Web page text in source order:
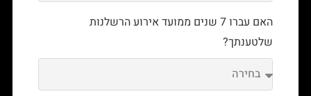
האם עברו 7 שנים ממועד אירוע הרשלנות
שלטענתך?